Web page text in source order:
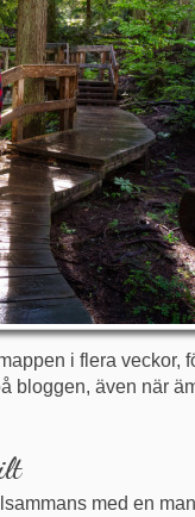
i flera
bloggen, även när
med en